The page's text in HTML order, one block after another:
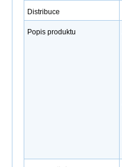
Distribuce
Popis produktu